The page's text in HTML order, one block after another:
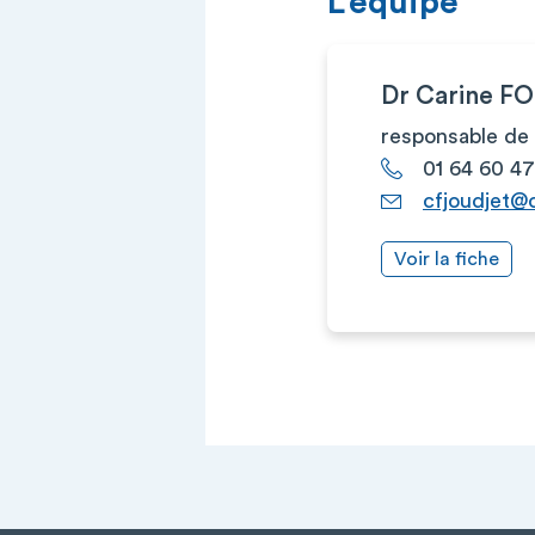
Dr Carine
responsable
01 64 60
Voir la fiche